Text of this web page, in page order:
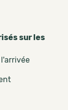
sur les